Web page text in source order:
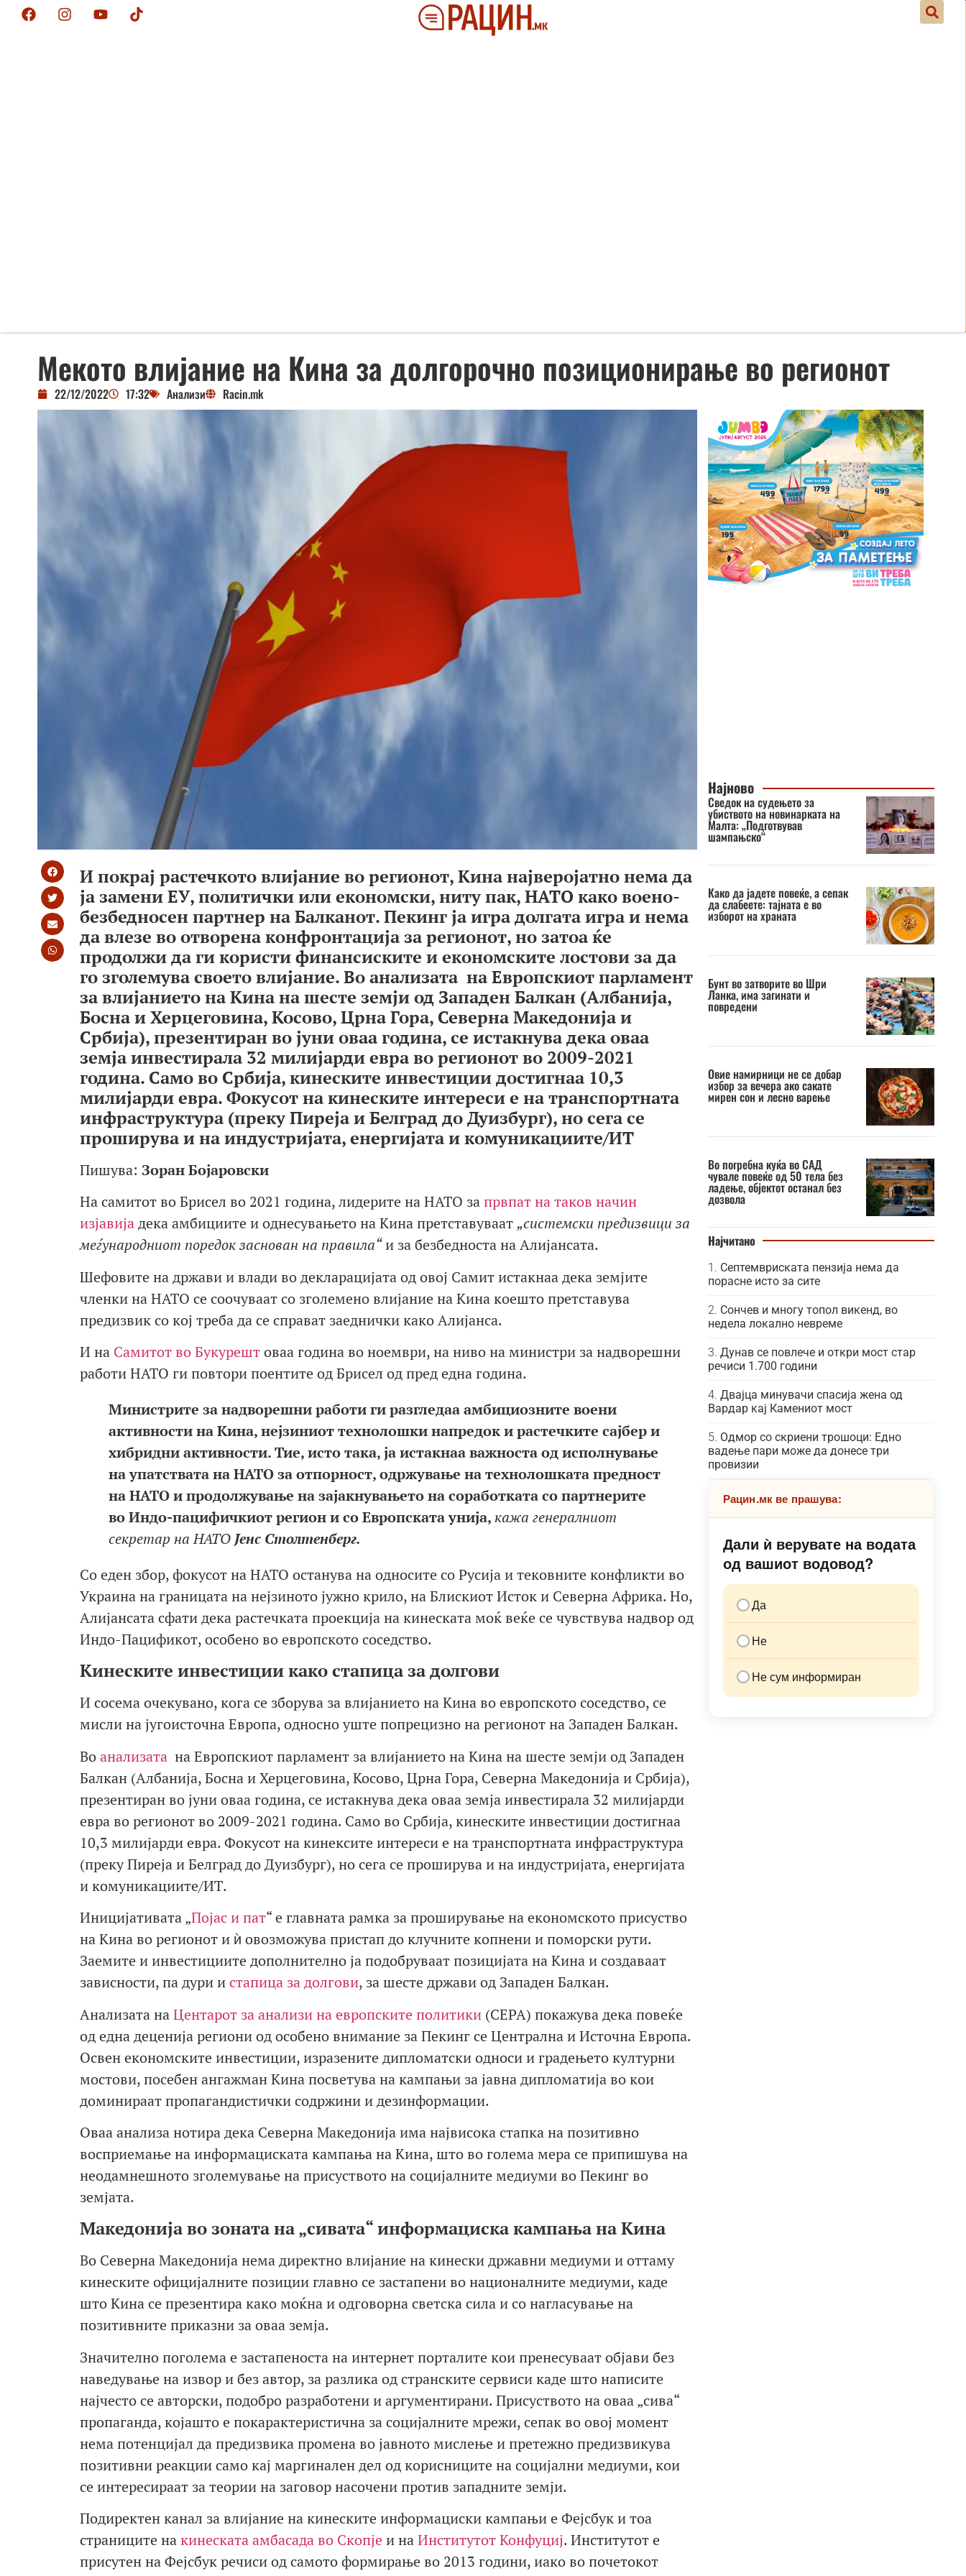
Мекото влијание на Кина за долгорочно позиционирање во регионот
22/12/2022 17:32 Анализи Racin.mk
И покрај растечкото влијание во регионот, Кина најверојатно нема да
ја замени ЕУ, политички или економски, ниту пак, НАТО како воено-
безбедносен партнер на Балканот. Пекинг ја игра долгата игра и нема
да влезе во отворена конфронтација за регионот, но затоа ќе
продолжи да ги користи финансиските и економските лостови за да
го зголемува своето влијание. Во анализата на Европскиот парламент
за влијанието на Кина на шесте земји од Западен Балкан (Албанија,
Босна и Херцеговина, Косово, Црна Гора, Северна Македонија и
Србија), презентиран во јуни оваа година, се истакнува дека оваа
земја инвестирала 32 милијарди евра во регионот во 2009-2021
година. Само во Србија, кинеските инвестиции достигнаа 10,3
милијарди евра. Фокусот на кинеските интереси е на транспортната
инфраструктура (преку Пиреја и Белград до Дуизбург), но сега се
проширува и на индустријата, енергијата и комуникациите/ИТ
Пишува: Зоран Бојаровски
На самитот во Брисел во 2021 година, лидерите на НАТО запрвпат на таков начин
изјавијадека амбициите и однесувањето на Кина претставуваат „системски предизвици за
меѓународниот поредок заснован на правила“и за безбедноста на Алијансата.
Шефовите на држави и влади во декларацијата од овој Самит истакнаа дека земјите
членки на НАТО се соочуваат со зголемено влијание на Кина коешто претставува
предизвик со кој треба да се справат заеднички како Алијанса.
И на Самитот во Букурештоваа година во ноември, на ниво на министри за надворешни
работи НАТО ги повтори поентите од Брисел од пред една година.
Министрите за надворешни работи ги разгледаа амбициозните воени
активности на Кина, нејзиниот технолошки напредок и растечките сајбер и
хибридни активности. Тие, исто така, ја истакнаа важноста од исполнување
на упатствата на НАТО за отпорност, одржување на технолошката предност
на НАТО и продолжување на зајакнувањето на соработката со партнерите
во Индо-пацифичкиот регион и со Европската унија, кажа генералниот
секретар на НАТО Јенс Столтенберг.
Со еден збор, фокусот на НАТО останува на односите со Русија и тековните конфликти во
Украина на границата на нејзиното јужно крило, на Блискиот Исток и Северна Африка. Но,
Алијансата сфати дека растечката проекција на кинеската моќ веќе се чувствува надвор од
Индо-Пацификот, особено во европското соседство.
Кинеските инвестиции како стапица за долгови
И сосема очекувано, кога се зборува за влијанието на Кина во европското соседство, се
мисли на југоисточна Европа, односно уште попрецизно на регионот на Западен Балкан.
Воанализата на Европскиот парламент за влијанието на Кина на шесте земји од Западен
Балкан (Албанија, Босна и Херцеговина, Косово, Црна Гора, Северна Македонија и Србија),
презентиран во јуни оваа година, се истакнува дека оваа земја инвестирала 32 милијарди
евра во регионот во 2009-2021 година. Само во Србија, кинеските инвестиции достигнаа
10,3 милијарди евра. Фокусот на кинексите интереси е на транспортната инфраструктура
(преку Пиреја и Белград до Дуизбург), но сега се проширува и на индустријата, енергијата
и комуникациите/ИТ.
Иницијативата „Појас и пат“ e главнатa рамка за проширување на економското присуство
на Кина во регионот и ѝ овозможува пристап до клучните копнени и поморски рути.
Заемите и инвестициите дополнително ја подобруваат позицијата на Кина и создаваат
зависности, па дури истапица за долгови, за шесте држави од Западен Балкан.
Анализата наЦентарот за анализи на европските политики(CEPA) покажува дека повеќе
од една деценија региони од особено внимание за Пекинг се Централна и Источна Европа.
Освен економските инвестиции, изразените дипломатски односи и градењето културни
мостови, посебен ангажман Кина посветува на кампањи за јавна дипломатија во кои
доминираат пропагандистички содржини и дезинформации.
Оваа анализа нотира дека Северна Македонија има највисока стапка на позитивно
восприемање на информациската кампања на Кина, што во голема мера се припишува на
неодамнешното зголемување на присуството на социјалните медиуми во Пекинг во
земјата.
Македонија во зоната на „сивата“ информациска кампања на Кина
Во Северна Македонија нема директно влијание на кинески државни медиуми и оттаму
кинеските официјалните позиции главно се застапени во националните медиуми, каде
што Кина се презентира како моќна и одговорна светска сила и со нагласување на
позитивните приказни за оваа земја.
Значително поголема е застапеноста на интернет порталите кои пренесуваат објави без
наведување на извор и без автор, за разлика од странските сервиси каде што написите
најчесто се авторски, подобро разработени и аргументирани. Присуството на оваа „сива“
пропаганда, којашто е покарактеристична за социјалните мрежи, сепак во овој момент
нема потенцијал да предизвика промена во јавното мислење и претежно предизвикува
позитивни реакции само кај маргинален дел од корисниците на социјални медиуми, кои
се интересираат за теории на заговор насочени против западните земји.
Подиректен канал за влијание на кинеските информациски кампањи е Фејсбук и тоа
страниците накинеската амбасада во Скопје и наИнститутот Конфуциј. Институтот е
присутен на Фејсбук речиси од самото формирање во 2013 години, иако во почетокот
Најново
Сведок на судењето за
убиството на новинарката на
Малта: „Подготвував
шампањско“
Како да јадете повеќе, а сепак
да слабеете: тајната е во
изборот на храната
Бунт во затворите во Шри
Ланка, има загинати и
повредени
Овие намирници не се добар
избор за вечера ако сакате
мирен сон и лесно варење
Во погребна куќа во САД
чувале повеќе од 50 тела без
ладење, објектот останал без
дозвола
Најчитано
Септемвриската пензија нема да
порасне исто за сите
Сончев и многу топол викенд, во
недела локално невреме
Дунав се повлече и откри мост стар
речиси 1.700 години
Двајца минувачи спасија жена од
Вардар кај Камениот мост
Одмор со скриени трошоци: Едно
вадење пари може да донесе три
провизии
Рацин.мк ве прашува:
Дали ѝ верувате на водата
од вашиот водовод?
Да
Не
Не сум информиран